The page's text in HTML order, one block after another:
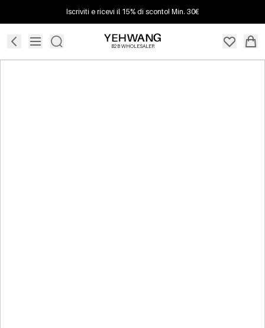
Iscriviti e ricevi il 15% di sconto! Min. 30€
B2B WHOLESALER